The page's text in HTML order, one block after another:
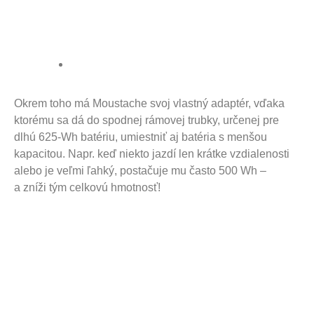
Okrem toho má Moustache svoj vlastný adaptér, vďaka
ktorému sa dá do spodnej rámovej trubky, určenej pre
dlhú 625-Wh batériu, umiestniť aj batéria s menšou
kapacitou. Napr. keď niekto jazdí len krátke vzdialenosti
alebo je veľmi ľahký, postačuje mu často 500 Wh –
a zníži tým celkovú hmotnosť!